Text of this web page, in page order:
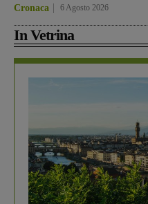
Cronaca 6 Agosto 2026
In Vetrina